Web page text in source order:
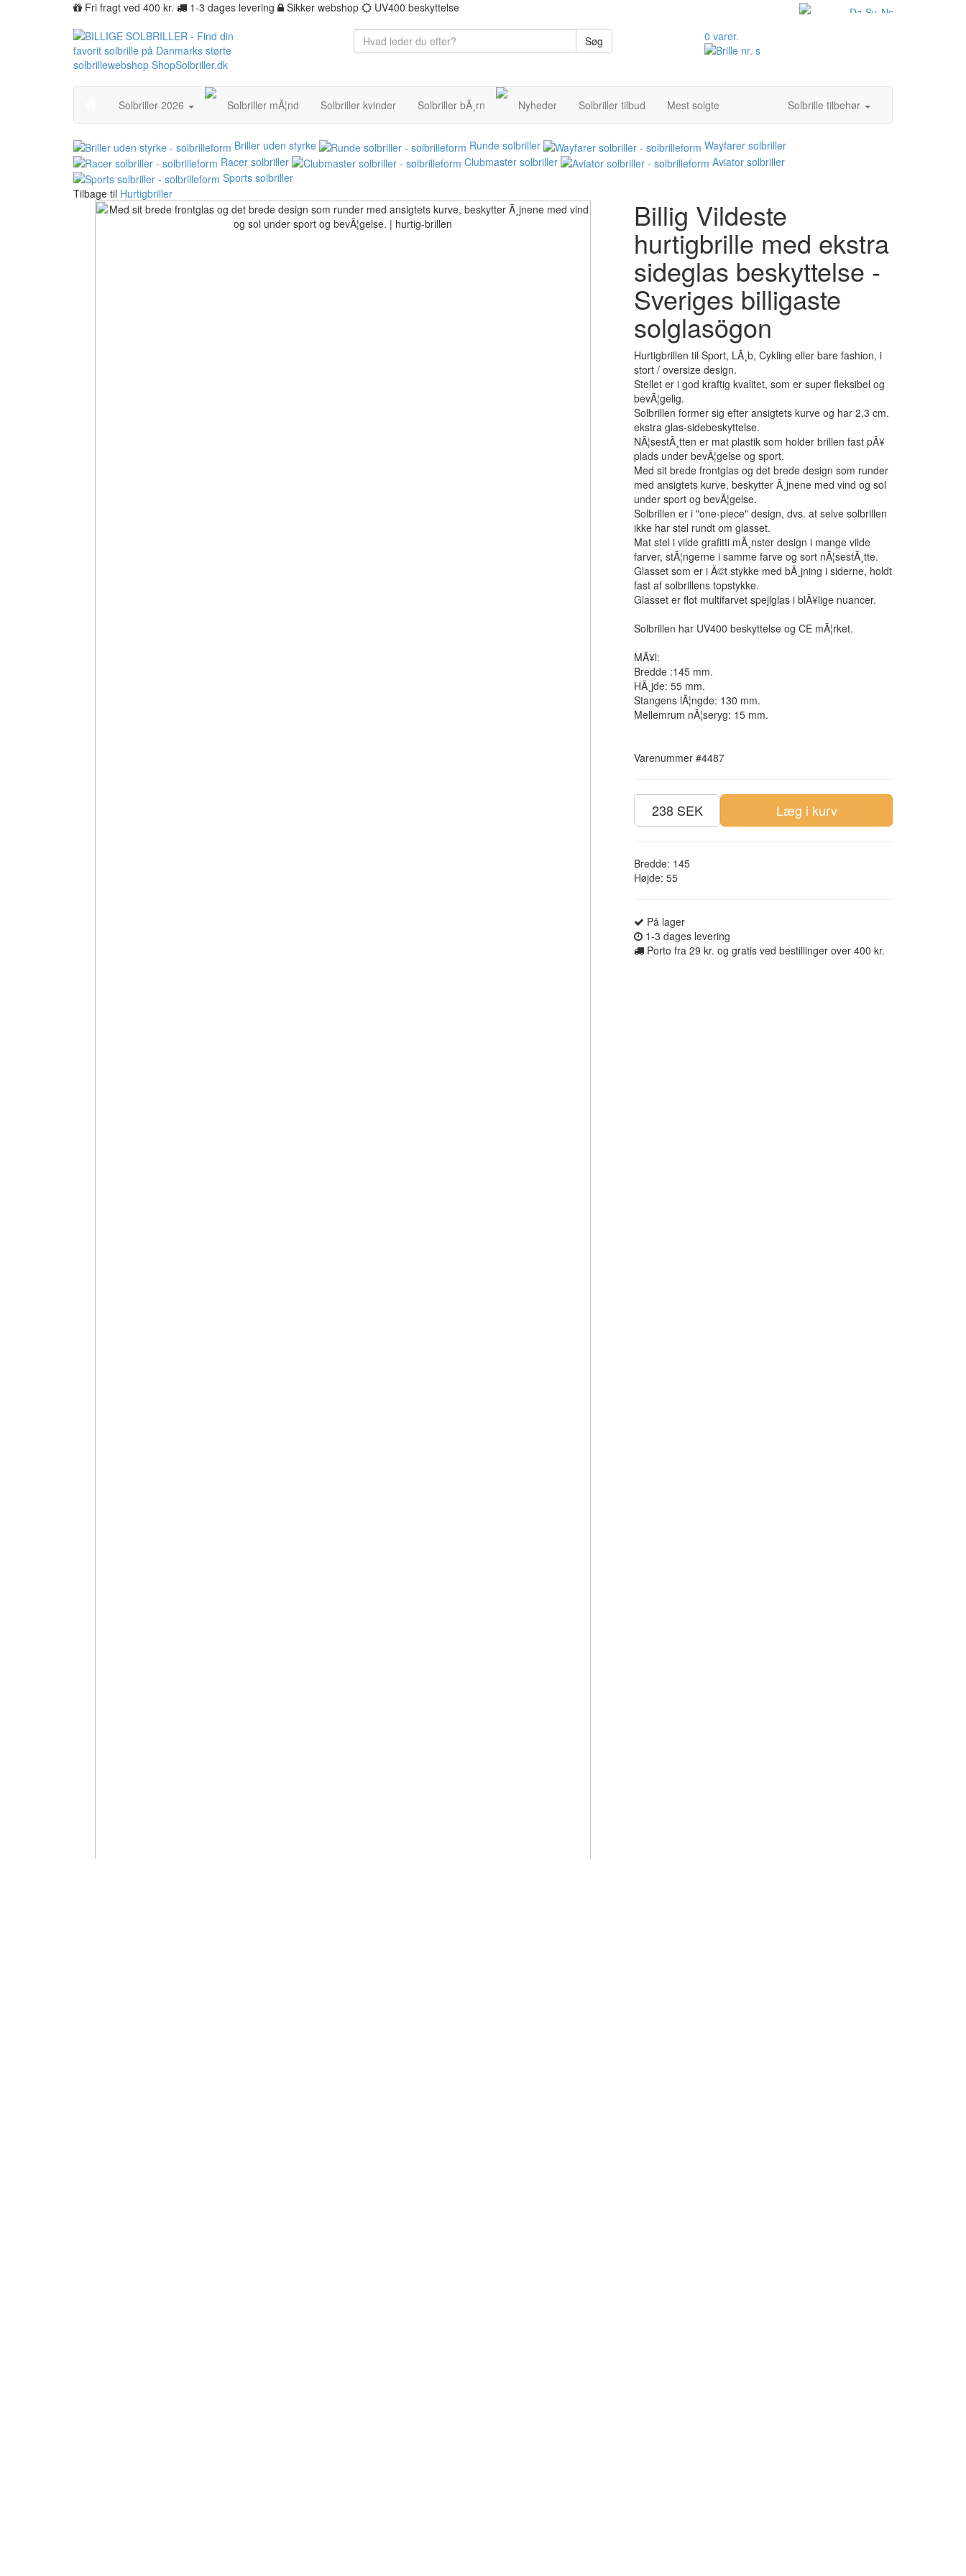
Fri fragt ved 400 kr. 1-3 dages levering Sikker webshop UV400 beskyttelse
Søg 0 varer.
Solbriller 2026 Solbriller mÃ¦nd Solbriller kvinder Solbriller bÃ¸rn Nyheder Solbriller tilbud Mest solgte Solbrille tilbehør
Briller uden styrke Runde solbriller
Wayfarer solbriller
Racer solbriller
Clubmaster solbriller
Aviator solbriller
Sports solbriller
Tilbage til Hurtigbriller
Billig Vildeste
hurtigbrille med ekstra
sideglas beskyttelse -
Sveriges billigaste
solglasögon
Hurtigbrillen til Sport, LÃ¸b, Cykling eller bare fashion, i
stort / oversize design.
Stellet er i god kraftig kvalitet, som er super fleksibel og
bevÃ¦gelig.
Solbrillen former sig efter ansigtets kurve og har 2,3 cm.
ekstra glas-sidebeskyttelse.
NÃ¦sestÃ¸tten er mat plastik som holder brillen fast pÃ¥
plads under bevÃ¦gelse og sport.
Med sit brede frontglas og det brede design som runder
med ansigtets kurve, beskytter Ã¸jnene med vind og sol
under sport og bevÃ¦gelse.
Solbrillen er i "one-piece" design, dvs. at selve solbrillen
ikke har stel rundt om glasset.
Mat stel i vilde grafitti mÃ¸nster design i mange vilde
farver, stÃ¦ngerne i samme farve og sort nÃ¦sestÃ¸tte.
Glasset som er i Ã©t stykke med bÃ¸jning i siderne, holdt
fast af solbrillens topstykke.
Glasset er flot multifarvet spejlglas i blÃ¥lige nuancer.
Solbrillen har UV400 beskyttelse og CE mÃ¦rket.
MÃ¥l:
Bredde :145 mm.
HÃ¸jde: 55 mm.
Stangens lÃ¦ngde: 130 mm.
Mellemrum nÃ¦seryg: 15 mm.
Varenummer #4487
238 SEK Læg i kurv
Bredde: 145
Højde: 55
På lager
1-3 dages levering
Porto fra 29 kr. og gratis ved bestillinger over 400 kr.